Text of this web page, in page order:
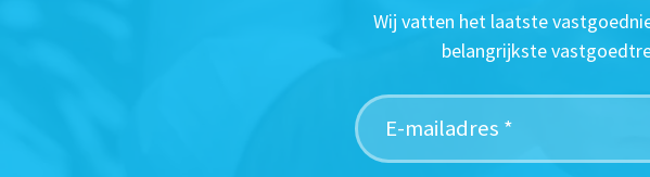
Wij vatten het laatste
belangrijkste